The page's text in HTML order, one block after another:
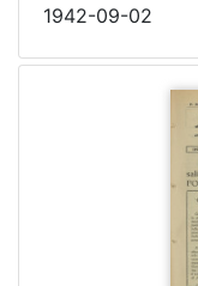
1942-09-02